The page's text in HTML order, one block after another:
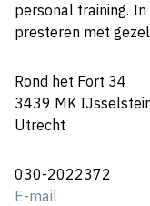
personal training.
presteren met
Rond het Fort 34
3439 MK
Utrecht
030-2022372
E-mail